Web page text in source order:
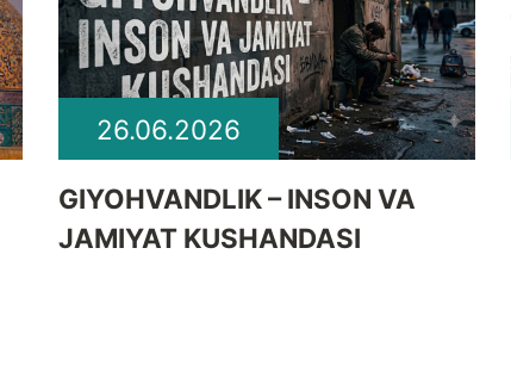
26.06.2026
GIYOHVANDLIK – INSON VA
JAMIYAT KUSHANDASI